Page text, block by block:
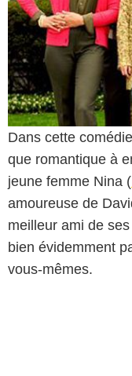
Dans cette
que romantique à
jeune femme Nina (
amoureuse de
meilleur ami de
bien évidemment
vous-mêmes.